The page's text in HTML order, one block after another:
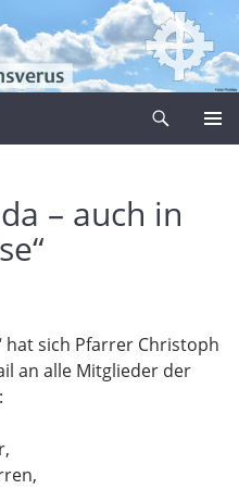
– auch in
hat sich Pfarrer Christoph
an alle Mitglieder der